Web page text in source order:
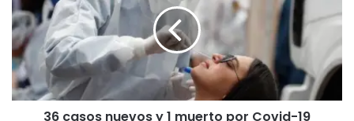
a
s
o
s
n
u
36 casos nuevos y 1 muerto por Covid-19